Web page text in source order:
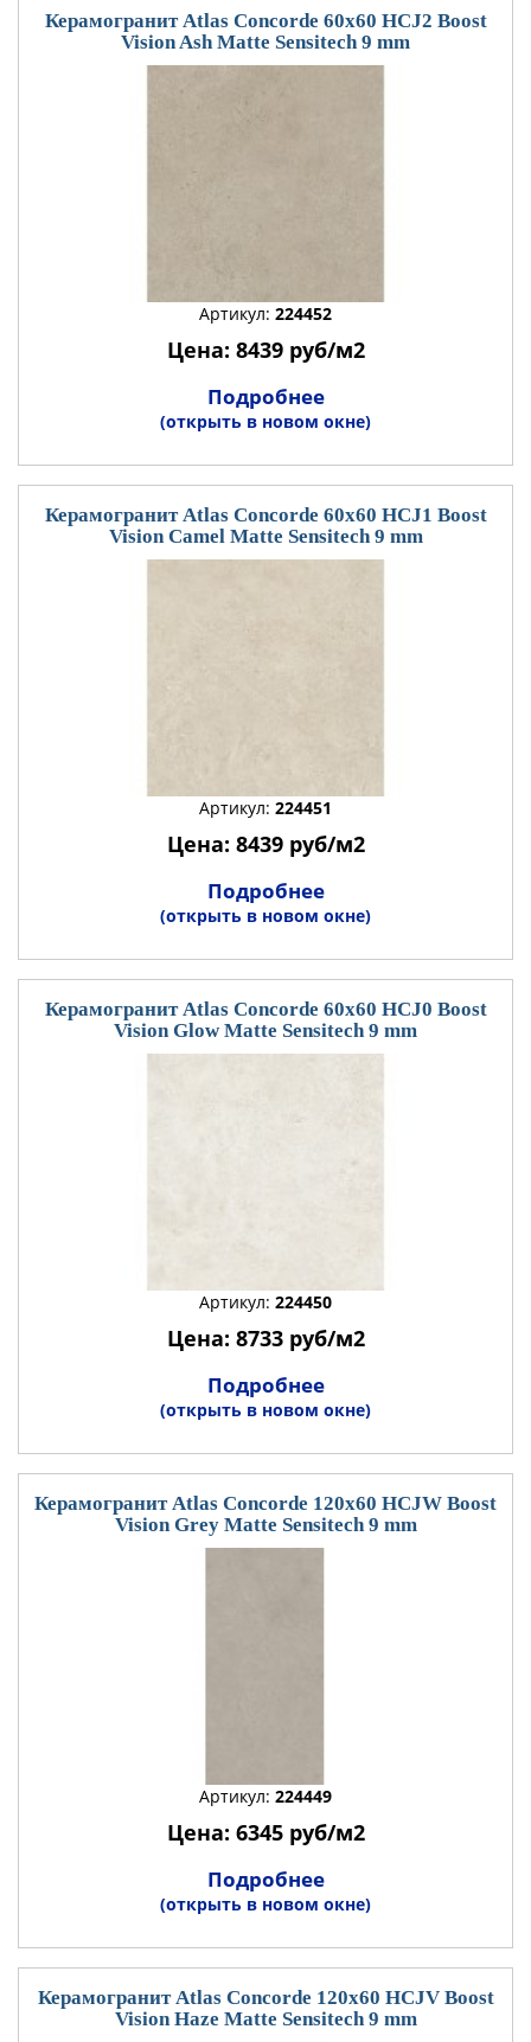
Керамогранит Atlas Concorde 60x60 HCJ2 Boost
Vision Ash Matte Sensitech 9 mm
Артикул: 224452
Цена: 8439 руб/м2
Подробнее
(открыть в новом окне)
Керамогранит Atlas Concorde 60x60 HCJ1 Boost
Vision Camel Matte Sensitech 9 mm
Артикул: 224451
Цена: 8439 руб/м2
Подробнее
(открыть в новом окне)
Керамогранит Atlas Concorde 60x60 HCJ0 Boost
Vision Glow Matte Sensitech 9 mm
Артикул: 224450
Цена: 8733 руб/м2
Подробнее
(открыть в новом окне)
Керамогранит Atlas Concorde 120x60 HCJW Boost
Vision Grey Matte Sensitech 9 mm
Артикул: 224449
Цена: 6345 руб/м2
Подробнее
(открыть в новом окне)
Керамогранит Atlas Concorde 120x60 HCJV Boost
Vision Haze Matte Sensitech 9 mm